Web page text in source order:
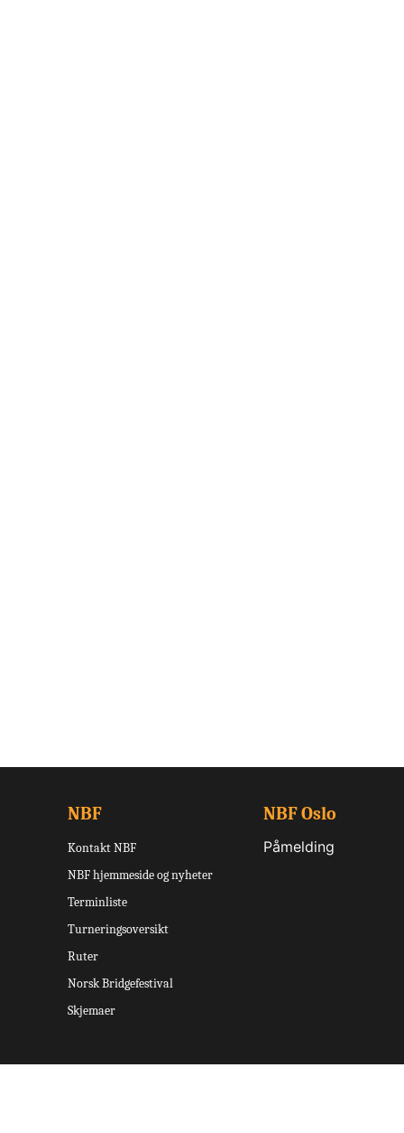
NBF
Kontakt NBF
NBF hjemmeside og nyheter
Terminliste
Turneringsoversikt
Ruter
Norsk Bridgefestival
Skjemaer
NBF Oslo
Påmelding